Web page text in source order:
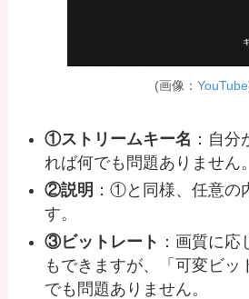
(画像： YouTube
①ストリームキー名 ：自
れば何でも問題ありません。
②説明 ：①と同様、任意の
す。
③ビットレート ：画質に応
もできますが、「可変ビッ
でも問題ありません。